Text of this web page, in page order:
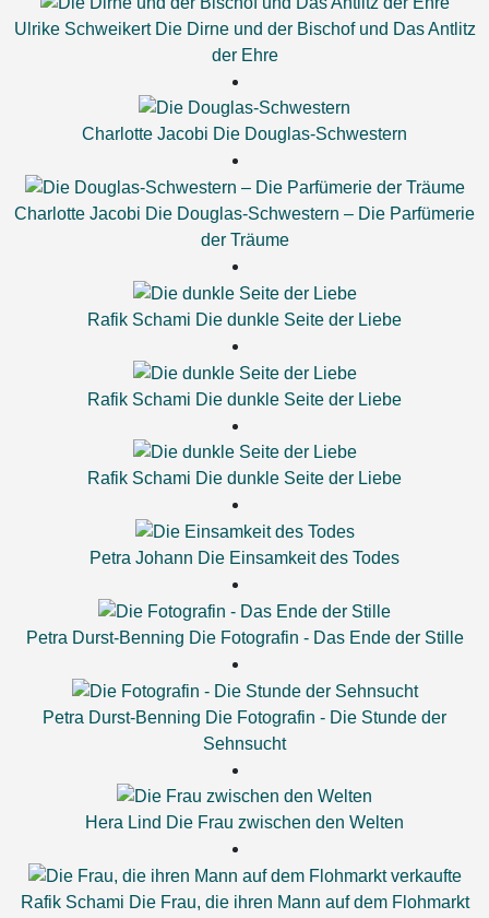
Ulrike Schweikert Die Dirne und der Bischof und Das Antlitz
der Ehre
Charlotte Jacobi Die Douglas-Schwestern
Charlotte Jacobi Die Douglas-Schwestern – Die Parfümerie
der Träume
Rafik Schami Die dunkle Seite der Liebe
Rafik Schami Die dunkle Seite der Liebe
Rafik Schami Die dunkle Seite der Liebe
Petra Johann Die Einsamkeit des Todes
Petra Durst-Benning Die Fotografin - Das Ende der Stille
Petra Durst-Benning Die Fotografin - Die Stunde der
Sehnsucht
Hera Lind Die Frau zwischen den Welten
Rafik Schami Die Frau, die ihren Mann auf dem Flohmarkt